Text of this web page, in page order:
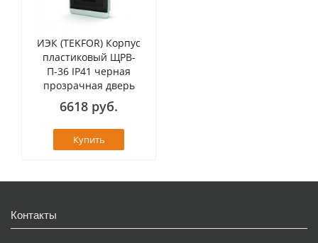
ИЭК (TEKFOR) Корпус
пластиковый ЩРВ-
П-36 IP41 черная
прозрачная дверь
6618 руб.
Купить
Контакты